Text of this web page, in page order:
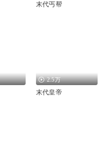
末代丐帮
2.5万
末代皇帝